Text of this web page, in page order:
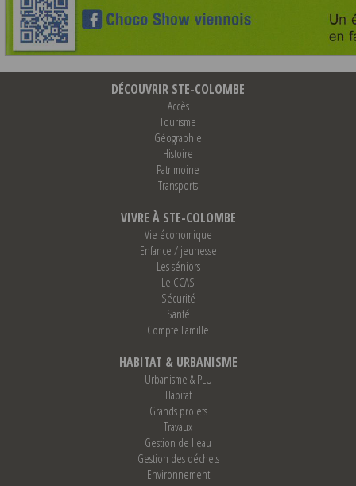
DÉCOUVRIR STE-COLOMBE
Accès
Tourisme
Géographie
Histoire
Patrimoine
Transports
VIVRE À STE-COLOMBE
Vie économique
Enfance / jeunesse
Les séniors
Le CCAS
Sécurité
Santé
Compte Famille
HABITAT & URBANISME
Urbanisme & PLU
Habitat
Grands projets
Travaux
Gestion de l'eau
Gestion des déchets
Environnement